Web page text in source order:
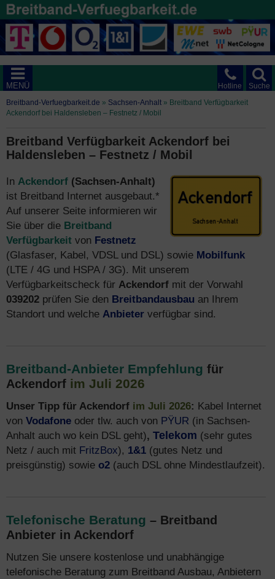
Suche
Hotline
MENÜ
Breitband-Verfuegbarkeit.de » Sachsen-Anhalt » Breitband Verfügbarkeit
Ackendorf bei Haldensleben – Festnetz / Mobil
Breitband Verfügbarkeit Ackendorf bei
Haldensleben – Festnetz / Mobil
In Ackendorf (Sachsen-Anhalt)
ist Breitband Internet ausgebaut.*
Auf unserer Seite informieren wir
Sie über die Breitband
Verfügbarkeit von Festnetz
(Glasfaser, Kabel, VDSL und DSL) sowie Mobilfunk
(LTE / 4G und HSPA / 3G). Mit unserem
Verfügbarkeitscheck für Ackendorf mit der Vorwahl
039202 prüfen Sie den Breitbandausbau an Ihrem
Standort und welche Anbieter verfügbar sind.
Breitband-Anbieter Empfehlung für
Ackendorf im Juli 2026
Unser Tipp für Ackendorf im Juli 2026: Kabel Internet
von Vodafone oder tlw. auch von PŸUR (in Sachsen-
Anhalt auch wo kein DSL geht), Telekom (sehr gutes
Netz / auch mit FritzBox), 1&1 (gutes Netz und
preisgünstig) sowie o2 (auch DSL ohne Mindestlaufzeit).
Telefonische Beratung – Breitband
Anbieter in Ackendorf
Nutzen Sie unsere kostenlose und unabhängige
telefonische Beratung zum Breitband Ausbau, Anbietern